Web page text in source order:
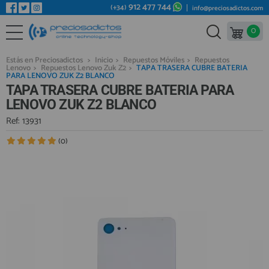
REPUESTOS MÓVILES
REPUESTOS TABLET
REPUESTOS RELOJES INTELIGENTES
REPUESTOS VIDEOCONSOLAS
REPUESTOS MACBOOK
REPUESTOS OTROS DISPOSITIVOS
Bienvenid@ otra vez
YA SOY CLIENTE
Recordarme
Regístrate en un momento
(+34) 912 477 744 info@preciosadictos.com
0
Estás en Preciosadictos > Inicio > Repuestos Móviles > Repuestos
Lenovo > Repuestos Lenovo Zuk Z2 > TAPA TRASERA CUBRE BATERIA
PARA LENOVO ZUK Z2 BLANCO
TAPA TRASERA CUBRE BATERIA PARA
LENOVO ZUK Z2 BLANCO
Ref: 13931
(0)